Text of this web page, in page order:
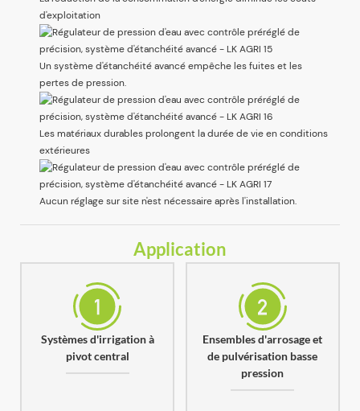
d'exploitation
Un système d'étanchéité avancé empêche les fuites et les
pertes de pression.
Les matériaux durables prolongent la durée de vie en conditions
extérieures
Aucun réglage sur site n'est nécessaire après l'installation.
Application
Systèmes d'irrigation à
pivot central
Ensembles d'arrosage et
de pulvérisation basse
pression